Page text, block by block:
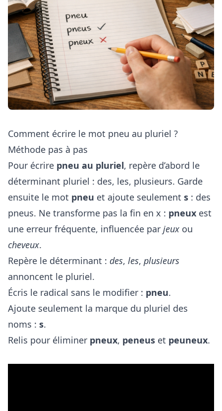
Comment écrire le mot pneu au pluriel ?
Méthode pas à pas
Pour écrire pneu au pluriel, repère d’abord le
déterminant pluriel : des, les, plusieurs. Garde
ensuite le mot pneu et ajoute seulement s : des
pneus. Ne transforme pas la fin en x : pneux est
une erreur fréquente, influencée par jeux ou
cheveux.
Repère le déterminant : des, les, plusieurs
annoncent le pluriel.
Écris le radical sans le modifier : pneu.
Ajoute seulement la marque du pluriel des
noms : s.
Relis pour éliminer pneux, peneus et peuneux.